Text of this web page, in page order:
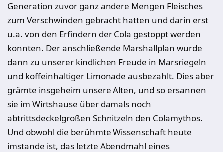
Generation zuvor ganz andere Mengen Fleisches
zum Verschwinden gebracht hatten und darin erst
u.a. von den Erfindern der Cola gestoppt werden
konnten. Der anschließende Marshallplan wurde
dann zu unserer kindlichen Freude in Marsriegeln
und koffeinhaltiger Limonade ausbezahlt. Dies aber
grämte insgeheim unsere Alten, und so ersannen
sie im Wirtshause über damals noch
abtrittsdeckelgroßen Schnitzeln den Colamythos.
Und obwohl die berühmte Wissenschaft heute
imstande ist, das letzte Abendmahl eines